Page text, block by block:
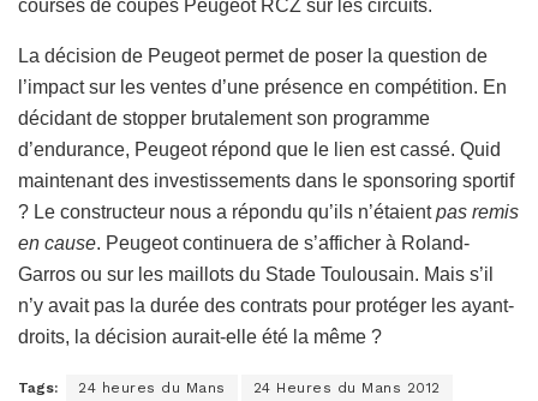
courses de coupés Peugeot RCZ sur les circuits.
La décision de Peugeot permet de poser la question de
l’impact sur les ventes d’une présence en compétition. En
décidant de stopper brutalement son programme
d’endurance, Peugeot répond que le lien est cassé. Quid
maintenant des investissements dans le sponsoring sportif
? Le constructeur nous a répondu qu’ils n’étaientpas remis
en cause. Peugeot continuera de s’afficher à Roland-
Garros ou sur les maillots du Stade Toulousain. Mais s’il
n’y avait pas la durée des contrats pour protéger les ayant-
droits, la décision aurait-elle été la même ?
Tags: 24 heures du Mans 24 Heures du Mans 2012